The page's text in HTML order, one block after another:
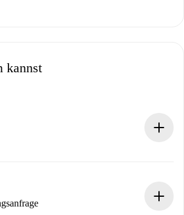
kannst
notwendigen Informationen im Voraus.